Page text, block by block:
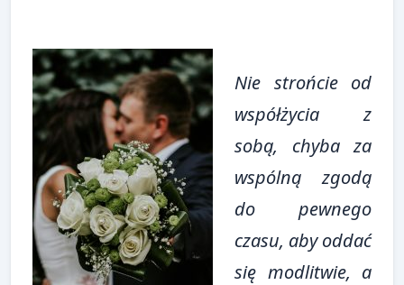
Nie strońcie od
współżycia z
sobą, chyba za
wspólną zgodą
do pewnego
czasu, aby oddać
się modlitwie, a